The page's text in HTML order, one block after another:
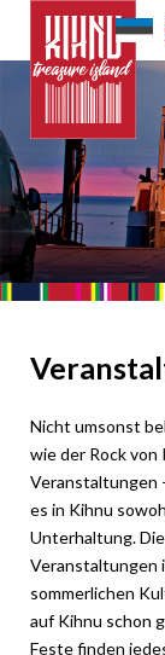
Nicht umsonst
wie der Rock
Veranstaltungen
es in Kihnu
Unterhaltung.
Veranstaltungen
sommerlichen
auf Kihnu schon
Feste finden